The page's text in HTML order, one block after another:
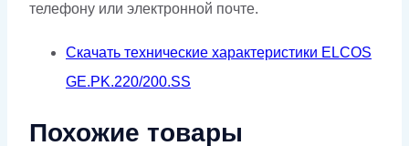
телефону или электронной почте.
Скачать технические характеристики ELCOS
GE.PK.220/200.SS
Похожие товары